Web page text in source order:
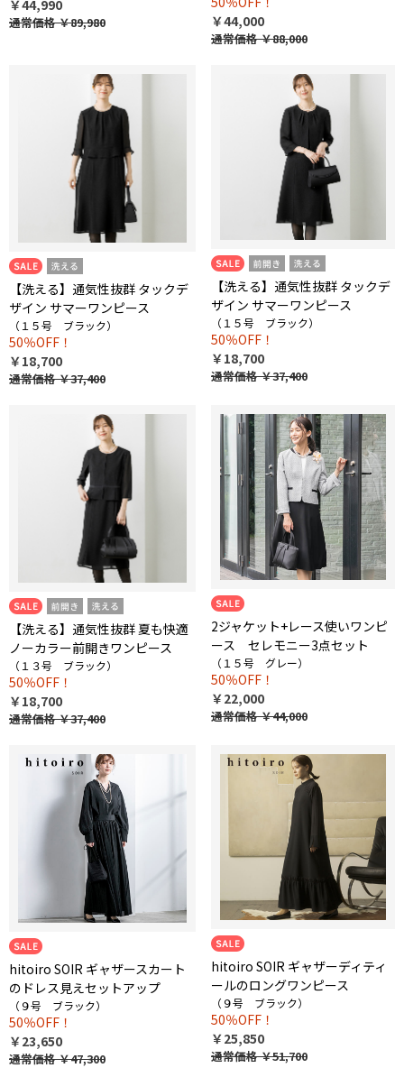
￥44,990
通常価格￥89,980
￥44,000
通常価格￥88,000
【洗える】通気性抜群 タックデ
ザイン サマーワンピース
（１５号 ブラック）
50％OFF！
￥18,700
通常価格￥37,400
【洗える】通気性抜群 タックデ
ザイン サマーワンピース
（１５号 ブラック）
50％OFF！
￥18,700
通常価格￥37,400
【洗える】通気性抜群 夏も快適
ノーカラー前開きワンピース
（１３号 ブラック）
50％OFF！
￥18,700
通常価格￥37,400
2ジャケット+レース使いワンピ
ース セレモニー3点セット
（１５号 グレー）
50％OFF！
￥22,000
通常価格￥44,000
hitoiro SOIR ギャザースカート
のドレス見えセットアップ
（９号 ブラック）
50％OFF！
￥23,650
通常価格￥47,300
hitoiro SOIR ギャザーディティ
ールのロングワンピース
（９号 ブラック）
50％OFF！
￥25,850
通常価格￥51,700